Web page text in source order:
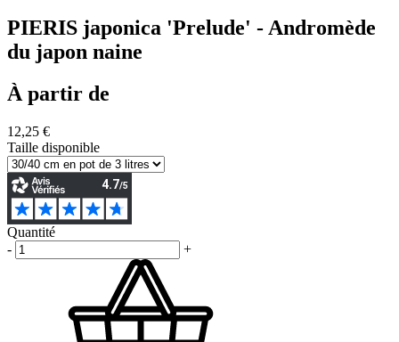
PIERIS japonica 'Prelude' - Andromède
du japon naine
À partir de
12,25 €
Taille disponible
Quantité
-
+